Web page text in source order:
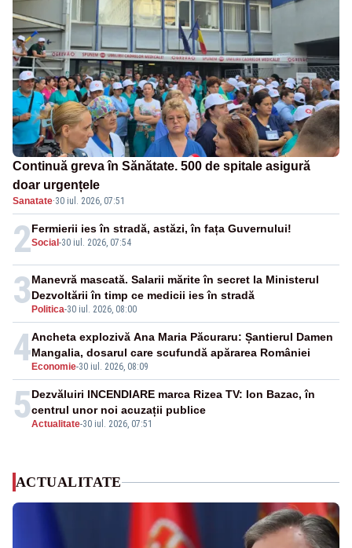
Continuă greva în Sănătate. 500 de spitale asigură
doar urgențele
Sanatate·30 iul. 2026, 07:51
2Social -30 iul. 2026, 07:54
Fermierii ies în stradă, astăzi, în fața Guvernului!
3 Politica-30 iul. 2026, 08:00
Manevră mascată. Salarii mărite în secret la Ministerul
Dezvoltării în timp ce medicii ies în stradă
4 Economie-30 iul. 2026, 08:09
Ancheta explozivă Ana Maria Păcuraru: Șantierul Damen
Mangalia, dosarul care scufundă apărarea României
5Actualitate-30 iul. 2026, 07:51
Dezvăluiri INCENDIARE marca Rizea TV: Ion Bazac, în
centrul unor noi acuzații publice
ACTUALITATE